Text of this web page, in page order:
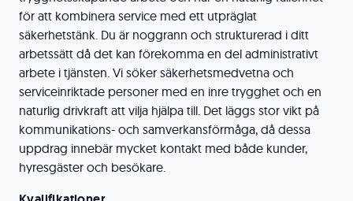
för att kombinera service med ett utpräglat
säkerhetstänk. Du är noggrann och strukturerad i ditt
arbetssätt då det kan förekomma en del administrativt
arbete i tjänsten. Vi söker säkerhetsmedvetna och
serviceinriktade personer med en inre trygghet och en
naturlig drivkraft att vilja hjälpa till. Det läggs stor vikt på
kommunikations- och samverkansförmåga, då dessa
uppdrag innebär mycket kontakt med både kunder,
hyresgäster och besökare.